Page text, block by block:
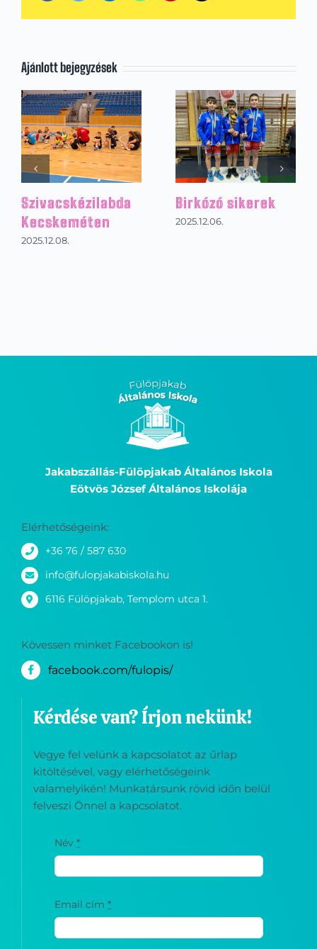
Ajánlott bejegyzések
Kézilabdázás az
alsó tagozaton
2026.01.31.
Footgolf Mikulás
torna
Jakabszállás-Fülöpjakab Általános Iskola
Eötvös József Általános Iskolája
Elérhetőségeink:
+36 76 / 587 630
info@fulopjakabiskola.hu
6116 Fülöpjakab, Templom utca 1.
Kövessen minket Facebookon is!
facebook.com/fulopis/
Kérdése van? Írjon nekünk!
Vegye fel velünk a kapcsolatot az űrlap
kitöltésével, vagy elérhetőségeink
valamelyikén! Munkatársunk rövid időn belül
felveszi Önnel a kapcsolatot.
Név*
Email cím*